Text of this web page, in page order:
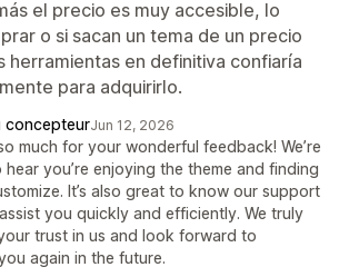
el precio es muy accesible, lo
o si sacan un tema de un precio
herramientas en definitiva confiaría
para adquirirlo.
concepteurJun 12, 2026
much for your wonderful feedback! We’re
you’re enjoying the theme and finding
It’s also great to know our support
you quickly and efficiently. We truly
trust in us and look forward to
again in the future.